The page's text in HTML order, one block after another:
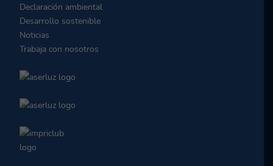
Declaración ambiental
Desarrollo sostenible
Noticias
Trabaja con nosotros